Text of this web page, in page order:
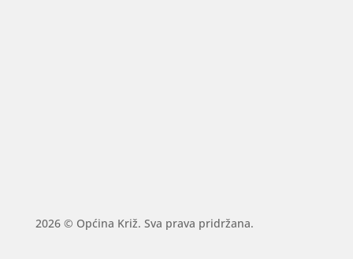
2026 © Općina Križ. Sva prava pridržana.